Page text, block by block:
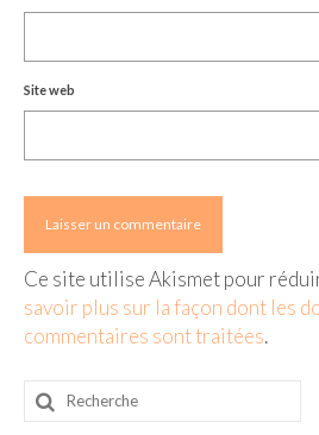
Site web
Ce site utilise Akismet pour
savoir plus sur la façon dont les
commentaires sont traitées.
Rechercher
: